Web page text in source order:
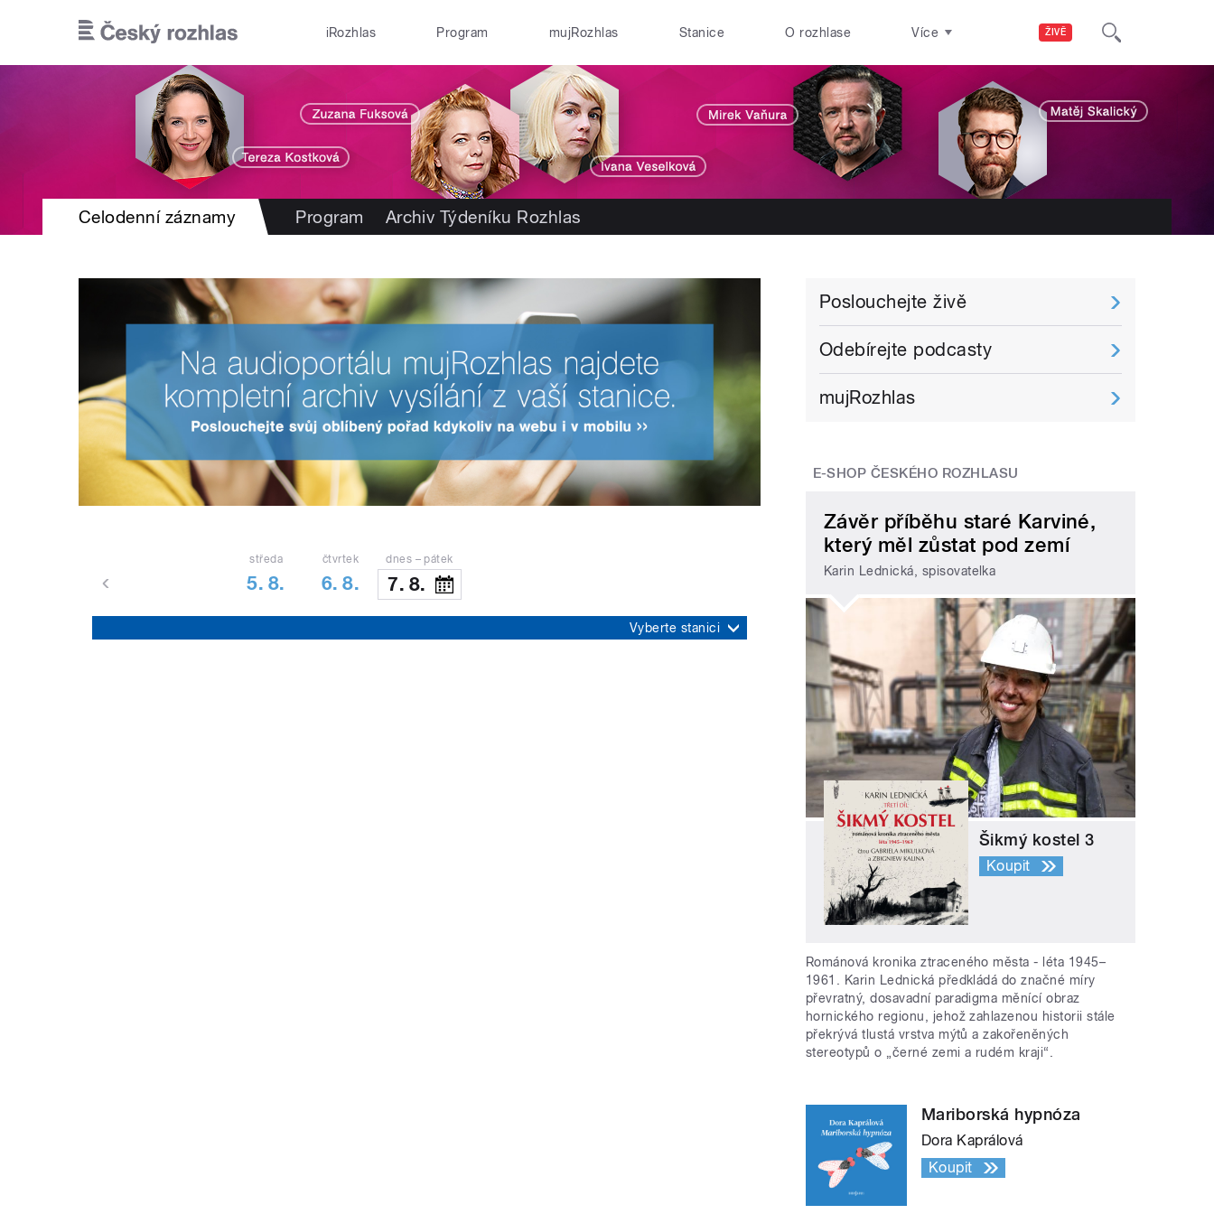
ŽIVĚ
iRozhlas Program mujRozhlas Stanice O rozhlase Více
Celodenní záznamy Program Archiv Týdeníku Rozhlas
středa
5. 8.
čtvrtek
6. 8.
dnes – pátek
7. 8.
Vyberte stanici
Poslouchejte živě
Odebírejte podcasty
mujRozhlas
E-SHOP ČESKÉHO ROZHLASU
Závěr příběhu staré Karviné,
který měl zůstat pod zemí
Karin Lednická, spisovatelka
Šikmý kostel 3
Koupit
Románová kronika ztraceného města - léta 1945–
1961. Karin Lednická předkládá do značné míry
převratný, dosavadní paradigma měnící obraz
hornického regionu, jehož zahlazenou historii stále
překrývá tlustá vrstva mýtů a zakořeněných
stereotypů o „černé zemi a rudém kraji“.
Mariborská hypnóza
Dora Kaprálová
Koupit